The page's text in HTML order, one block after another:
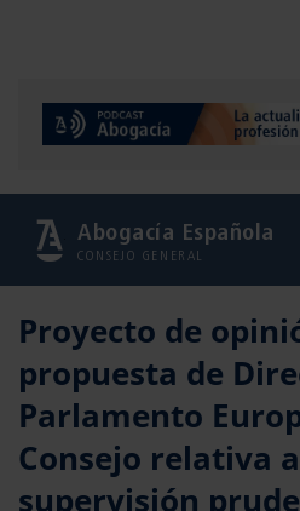
Abogacía Española
CONSEJO GENERAL
Proyecto de
propuesta de
Parlamento
Consejo relativa
supervisión